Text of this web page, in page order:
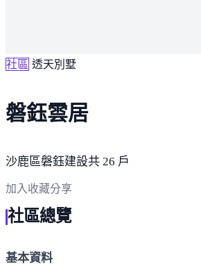
社區 透天別墅
磐鈺雲居
沙鹿區磐鈺建設共 26 戶
加入收藏分享
社區總覽
基本資料